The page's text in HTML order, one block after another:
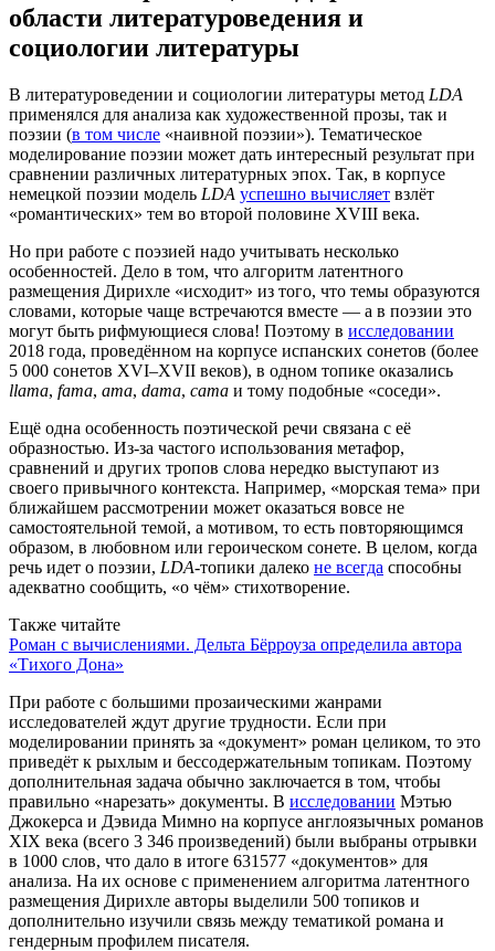
области литературоведения и
социологии литературы
В литературоведении и социологии литературы метод LDA
применялся для анализа как художественной прозы, так и
поэзии (в том числе «наивной поэзии»). Тематическое
моделирование поэзии может дать интересный результат при
сравнении различных литературных эпох. Так, в корпусе
немецкой поэзии модель LDA успешно вычисляет взлёт
«романтических» тем во второй половине XVIII века.
Но при работе с поэзией надо учитывать несколько
особенностей. Дело в том, что алгоритм латентного
размещения Дирихле «исходит» из того, что темы образуются
словами, которые чаще встречаются вместе — а в поэзии это
могут быть рифмующиеся слова! Поэтому в исследовании
2018 года, проведённом на корпусе испанских сонетов (более
5 000 сонетов XVI–XVII веков), в одном топике оказались
llama, fama, ama, dama, cama и тому подобные «соседи».
Ещё одна особенность поэтической речи связана с её
образностью. Из-за частого использования метафор,
сравнений и других тропов слова нередко выступают из
своего привычного контекста. Например, «морская тема» при
ближайшем рассмотрении может оказаться вовсе не
самостоятельной темой, а мотивом, то есть повторяющимся
образом, в любовном или героическом сонете. В целом, когда
речь идет о поэзии, LDA-топики далеко не всегда способны
адекватно сообщить, «о чём» стихотворение.
Также читайте
Роман с вычислениями. Дельта Бёрроуза определила автора
«Тихого Дона»
При работе с большими прозаическими жанрами
исследователей ждут другие трудности. Если при
моделировании принять за «документ» роман целиком, то это
приведёт к рыхлым и бессодержательным топикам. Поэтому
дополнительная задача обычно заключается в том, чтобы
правильно «нарезать» документы. В исследовании Мэтью
Джокерса и Дэвида Мимно на корпусе англоязычных романов
XIX века (всего 3 346 произведений) были выбраны отрывки
в 1000 слов, что дало в итоге 631577 «документов» для
анализа. На их основе с применением алгоритма латентного
размещения Дирихле авторы выделили 500 топиков и
дополнительно изучили связь между тематикой романа и
гендерным профилем писателя.